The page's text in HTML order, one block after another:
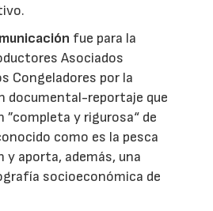
fue para la
Asociados
Congeladores por la
documental-reportaje que
”completa y rigurosa“ de
como es la pesca
y aporta, además, una
socioeconómica de